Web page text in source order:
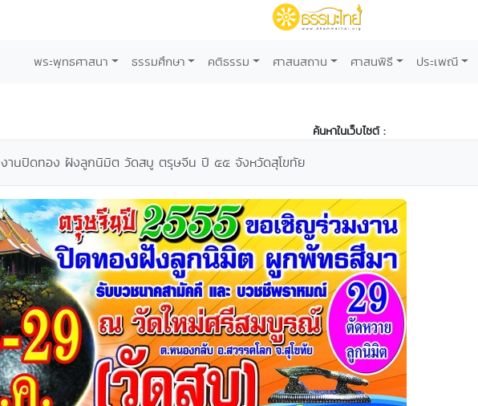
พระพุทธศาสนา ธรรมศึกษา คติธรรม ศาสนสถาน ศาสนพิธี ประเพณี
ค้นหาในเว็บไซต์ :
งานปิดทอง ฝังลูกนิมิต วัดสบู ตรุษจีน ปี ๕๕ จังหวัดสุโขทัย